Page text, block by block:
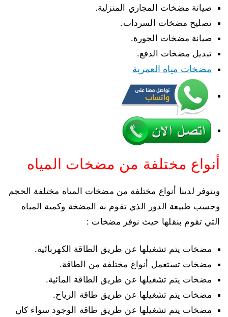
صيانة مضخات المجاري المنزلية.
تصليح مضخات السرداب.
صيانة مضخات الجورة.
تبديل مضخات الدفع.
مضخات مياه العمرية
أنواع مختلفة من مضخات المياه
ويتوفر لدينا أنواع مختلفة من مضخات المياه مختلفة الحجم
وحسب طبيعة الدور الذي تقوم به المضخة وكمية المياه
التي تقوم بنقلها حيث نوفر مضخات :
مضخات يتم تشغيلها عن طريق الطاقة الكهربائية.
مضخات تستعمل أنواع مختلفة من الطاقة.
مضخات يتم تشغيلها عن طريق الطاقة المائية.
مضخات يتم تشغيلها عن طريق طاقة الرياح.
مضخات يتم تشغيلها عن طريق طاقة الوجود سواء كان